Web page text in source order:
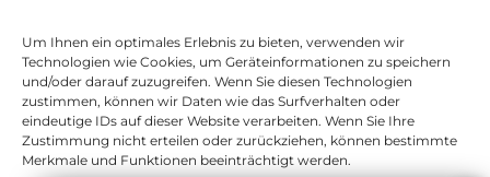
Um Ihnen ein optimales Erlebnis zu bieten, verwenden wir
Technologien wie Cookies, um Geräteinformationen zu speichern
und/oder darauf zuzugreifen. Wenn Sie diesen Technologien
zustimmen, können wir Daten wie das Surfverhalten oder
eindeutige IDs auf dieser Website verarbeiten. Wenn Sie Ihre
Zustimmung nicht erteilen oder zurückziehen, können bestimmte
Merkmale und Funktionen beeinträchtigt werden.
Vorphilatelie
Zensurbelege Österreich
Zensurbelege Schweiz